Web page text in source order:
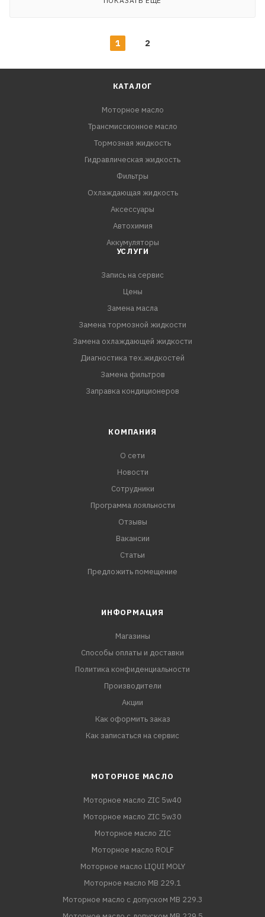
1 2
КАТАЛОГ
Моторное масло
Трансмиссионное масло
Тормозная жидкость
Гидравлическая жидкость
Фильтры
Охлаждающая жидкость
Аксессуары
Автохимия
Аккумуляторы
УСЛУГИ
Запись на сервис
Цены
Замена масла
Замена тормозной жидкости
Замена охлаждающей жидкости
Диагностика тех.жидкостей
Замена фильтров
Заправка кондиционеров
КОМПАНИЯ
О сети
Новости
Сотрудники
Программа лояльности
Отзывы
Вакансии
Статьи
Предложить помещение
ИНФОРМАЦИЯ
Магазины
Способы оплаты и доставки
Политика конфиденциальности
Производители
Акции
Как оформить заказ
Как записаться на сервис
МОТОРНОЕ МАСЛО
Моторное масло ZIC 5w40
Моторное масло ZIC 5w30
Моторное масло ZIC
Моторное масло ROLF
Моторное масло LIQUI MOLY
Моторное масло MB 229.1
Моторное масло с допуском MB 229.3